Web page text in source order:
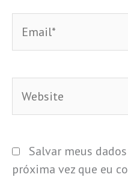
Salvar meus
próxima vez que eu